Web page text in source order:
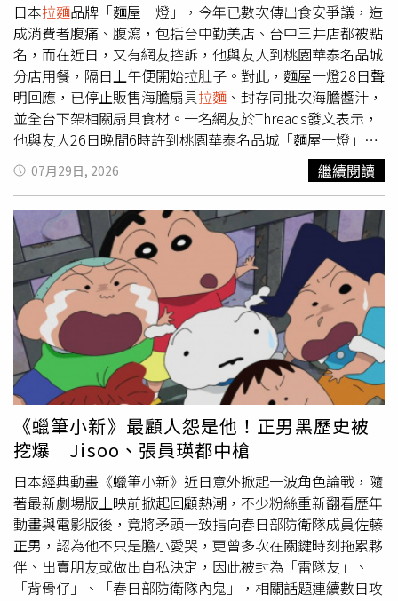
日本拉麵品牌「麵屋一燈」，今年已數次傳出食安爭議，造
成消費者腹痛、腹瀉，包括台中勤美店、台中三井店都被點
名，而在近日，又有網友控訴，他與友人到桃園華泰名品城
分店用餐，隔日上午便開始拉肚子。對此，麵屋一燈28日聲
明回應，已停止販售海膽扇貝拉麵 、封存同批次海膽醬汁，
並全台下架相關扇貝食材。一名網友於Threads發文表示，
他與友人26日晚間6時許到桃園華泰名品城「麵屋一燈」吃
晚餐，點了「魚介冠軍沾麵」及華泰店限定的「海膽扇貝拉
麵 」，還喝了現場裝的水，沒想到隔天上午2人都發生腹瀉
狀況，因此PO文詢問「有人也有類似經驗嗎？」貼文曝光
後，不少鄉民紛紛在底下留言，「我姐姐昨天也吃海膽扇
貝，今天肚子也有點不舒服」、「上禮拜吃完肚子不舒服，
而且態度也沒很好，7月20日我男友吃完干貝雞湯，過沒多
久他說肚子絞痛去上廁所，我是吃炙燒牛什麼飯的，沒
事」、「之前也是拉肚子！完全不知道為什麼」、「我第一
次吃拉麵
爆痛就是一燈，只是不是華泰店」、「我幾個月前
也吃華泰名品城店的沾麵，爆拉」、「食物中毒潛伏期通常
要好幾個小時甚至隔天，一天吃這麼多東西真的很難講是哪
餐出包」、「這是今年第4次看到吃他家拉肚子的貼文，沒
隔多久就會看到」。對此，麵屋一燈發出聲明回應，表示已
注意到社群平台有消費者反映用餐後身體不適，對於消費者
的不適與擔憂，他們深表關心，也在第一時間主動聯繫當事
人，了解相關情況並提供協助。麵屋一燈指出，公司已立即
啟動食品安全調查，全面檢視相關食材、保存及作業流程。
基於審慎原則，也在今28日開業前預防性完成現場清消作
業、停止販售海膽扇貝拉麵、封存同批次海膽醬汁，並且全
台下架相關扇貝食材。麵屋一燈強調，目前事件原因仍待進
一步確認，他們將全力配合相關調查，並秉持公開透明的原
07月29日, 2026 繼續閱讀
《蠟筆小新》最顧人怨是他！正男黑歷史被
挖爆 Jisoo、張員瑛都中槍
日本經典動畫《蠟筆小新》近日意外掀起一波角色論戰，隨
著最新劇場版上映前掀起回顧熱潮，不少粉絲重新翻看歷年
動畫與電影版後，竟將矛頭一致指向春日部防衛隊成員佐藤
正男，認為他不只是膽小愛哭，更曾多次在關鍵時刻拖累夥
伴、出賣朋友或做出自私決定，因此被封為「雷隊友」、
「背骨仔」、「春日部防衛隊內鬼」，相關話題連續數日攻